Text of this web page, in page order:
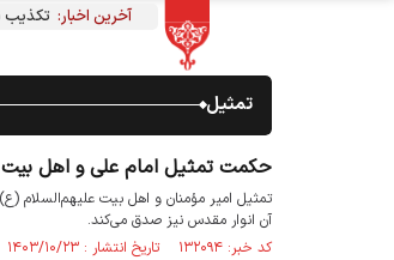
آخرین اخبار: تکذیب
تمثیل
حکمت تمثیل امام علی و اهل بیت
تمثیل امیر مؤمنان و اهل‌ بیت علیهم‌السلام
آن انوار مقدس نیز صدق می‌کند.
کد خبر: ۱۳۲۰۹۴ تاریخ انتشار : ۱۴۰۳/۱۰/۲۳